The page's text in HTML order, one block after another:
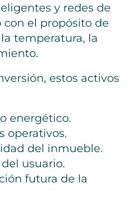
y redes de
con el propósito de
temperatura, la
estos activos
energético.
operativos.
del inmueble.
usuario.
futura de la